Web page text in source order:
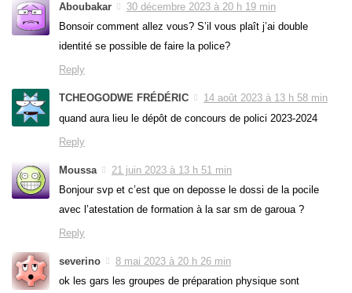
Aboubakar
30 décembre 2023 à 20 h 19 min
Bonsoir comment allez vous? S’il vous plaît j’ai double
identité se possible de faire la police?
Reply
TCHEOGODWE FRÉDÉRIC
14 août 2023 à 13 h 58 min
quand aura lieu le dépôt de concours de polici 2023-2024
Reply
Moussa
21 juin 2023 à 13 h 51 min
Bonjour svp et c’est que on deposse le dossi de la pocile
avec l’atestation de formation à la sar sm de garoua ?
Reply
severino
8 mai 2023 à 20 h 26 min
ok les gars les groupes de préparation physique sont